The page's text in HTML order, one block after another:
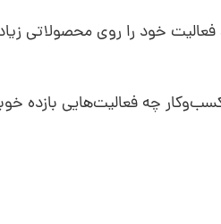
خود را روی محصولاتی
چه فعالیت‌‌هایی بازده